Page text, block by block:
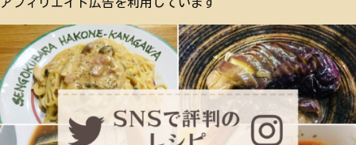
アフィリエイト広告を利用しています